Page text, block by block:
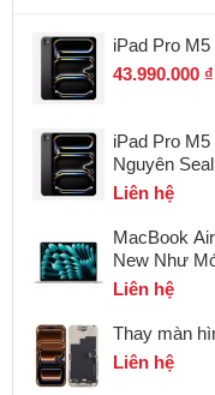
iPad Pro
43.990.000 ₫
iPad Pro
Nguyên Seal
Liên hệ
MacBook
New Như
Liên hệ
Thay màn
Liên hệ